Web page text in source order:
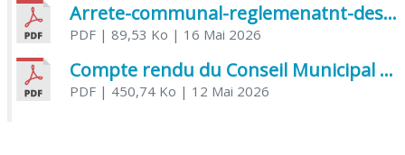
Arrete-communal-reglemenatnt-des-bruits-de-voisinage-et-des-activites-bruyantes
PDF| 89,53 Ko | 16 Mai 2026
Compte rendu du Conseil Municipal du 06 mai 2026
PDF| 450,74 Ko | 12 Mai 2026